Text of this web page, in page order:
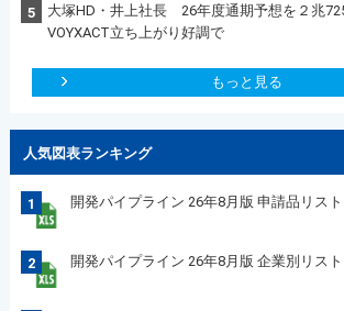
5
大塚HD・井上社長 26年度通期予想を２兆
VOYXACT立ち上がり好調で
もっと見る
人気図表ランキング
1 開発パイプライン 26年8月版 申請品リスト
2 開発パイプライン 26年8月版 企業別リスト